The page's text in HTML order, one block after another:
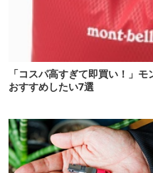
「コスパ高すぎて即買い！」
おすすめしたい7選